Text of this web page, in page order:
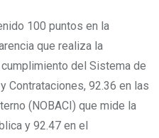
100 puntos en la
que realiza la
del Sistema de
Contrataciones, 92.36 en las
(NOBACI) que mide la
y 92.47 en el